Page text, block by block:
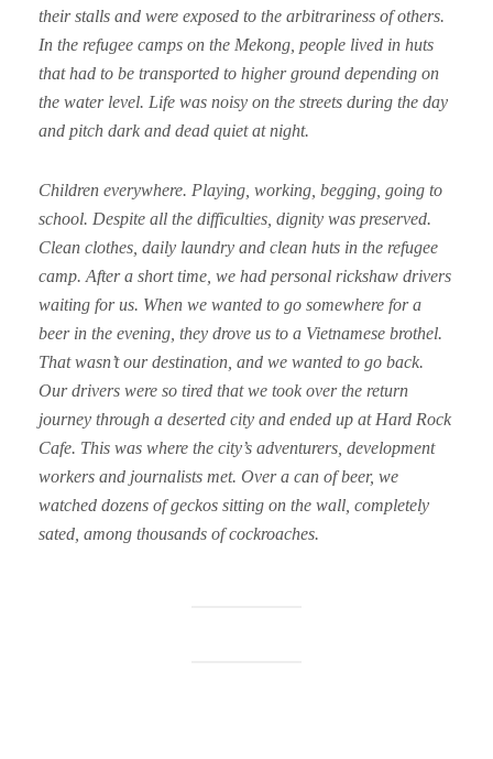
their stalls and were exposed to the arbitrariness of others.
In the refugee camps on the Mekong, people lived in huts
that had to be transported to higher ground depending on
the water level. Life was noisy on the streets during the day
and pitch dark and dead quiet at night.
Children everywhere. Playing, working, begging, going to
school. Despite all the difficulties, dignity was preserved.
Clean clothes, daily laundry and clean huts in the refugee
camp. After a short time, we had personal rickshaw drivers
waiting for us. When we wanted to go somewhere for a
beer in the evening, they drove us to a Vietnamese brothel.
That wasn’t our destination, and we wanted to go back.
Our drivers were so tired that we took over the return
journey through a deserted city and ended up at Hard Rock
Cafe. This was where the city’s adventurers, development
workers and journalists met. Over a can of beer, we
watched dozens of geckos sitting on the wall, completely
sated, among thousands of cockroaches.